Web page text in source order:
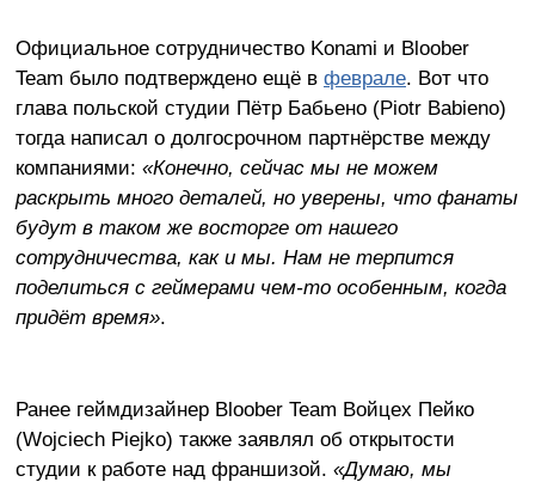
Официальное сотрудничество Konami и Bloober
Team было подтверждено ещё в феврале. Вот что
глава польской студии Пётр Бабьено (Piotr Babieno)
тогда написал о долгосрочном партнёрстве между
компаниями: «Конечно, сейчас мы не можем
раскрыть много деталей, но уверены, что фанаты
будут в таком же восторге от нашего
сотрудничества, как и мы. Нам не терпится
поделиться с геймерами чем-то особенным, когда
придёт время».
Ранее геймдизайнер Bloober Team Войцех Пейко
(Wojciech Piejko) также заявлял об открытости
студии к работе над франшизой. «Думаю, мы